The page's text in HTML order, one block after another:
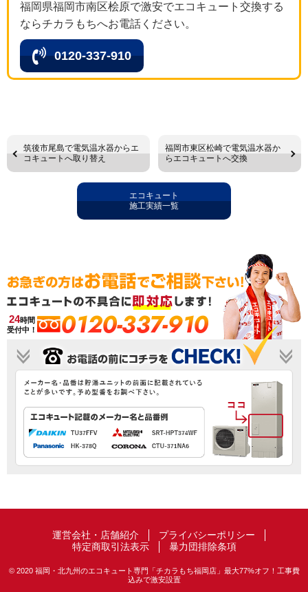
福岡県福岡市南区桧原で激安でエコキュート交換する
ならチカラもちへお電話ください。
0120-337-910
筑後市尾島で電気温水器からエ
コキュートへ取り替え
福岡市東区松崎で電気温水器か
らエコキュートへ交換
エコキュート
施工実績一覧
24時間
受付中！
0120-337-910
運営会社・店舗紹介
プライバシーポリシー
特定商取引法表示
暴力団排除条項
© 2020 福岡・北九州のエコキュート専門「チカラもち福岡店」最大77%オフ！工事費
込みで激安設置